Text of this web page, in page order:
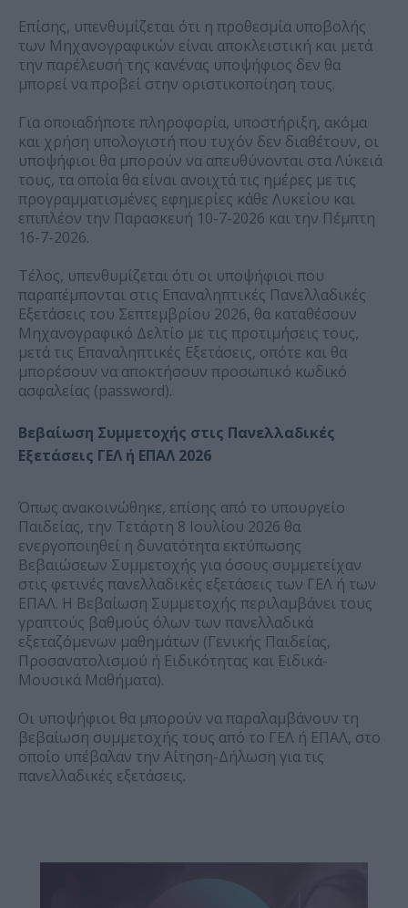
Επίσης, υπενθυμίζεται ότι η προθεσμία υποβολής
των Μηχανογραφικών είναι αποκλειστική και μετά
την παρέλευσή της κανένας υποψήφιος δεν θα
μπορεί να προβεί στην οριστικοποίηση τους.
Για οποιαδήποτε πληροφορία, υποστήριξη, ακόμα
και χρήση υπολογιστή που τυχόν δεν διαθέτουν, οι
υποψήφιοι θα μπορούν να απευθύνονται στα Λύκειά
τους, τα οποία θα είναι ανοιχτά τις ημέρες με τις
προγραμματισμένες εφημερίες κάθε Λυκείου και
επιπλέον την Παρασκευή 10-7-2026 και την Πέμπτη
16-7-2026.
Τέλος, υπενθυμίζεται ότι οι υποψήφιοι που
παραπέμπονται στις Επαναληπτικές Πανελλαδικές
Εξετάσεις του Σεπτεμβρίου 2026, θα καταθέσουν
Μηχανογραφικό Δελτίο με τις προτιμήσεις τους,
μετά τις Επαναληπτικές Εξετάσεις, οπότε και θα
μπορέσουν να αποκτήσουν προσωπικό κωδικό
ασφαλείας (password).
Βεβαίωση Συμμετοχής στις Πανελλαδικές
Εξετάσεις ΓΕΛ ή ΕΠΑΛ 2026
Όπως ανακοινώθηκε, επίσης από το υπουργείο
Παιδείας, την Τετάρτη 8 Ιουλίου 2026 θα
ενεργοποιηθεί η δυνατότητα εκτύπωσης
Βεβαιώσεων Συμμετοχής για όσους συμμετείχαν
στις φετινές πανελλαδικές εξετάσεις των ΓΕΛ ή των
ΕΠΑΛ. Η Βεβαίωση Συμμετοχής περιλαμβάνει τους
γραπτούς βαθμούς όλων των πανελλαδικά
εξεταζόμενων μαθημάτων (Γενικής Παιδείας,
Προσανατολισμού ή Ειδικότητας και Ειδικά-
Μουσικά Μαθήματα).
Οι υποψήφιοι θα μπορούν να παραλαμβάνουν τη
βεβαίωση συμμετοχής τους από το ΓΕΛ ή ΕΠΑΛ, στο
οποίο υπέβαλαν την Αίτηση-Δήλωση για τις
πανελλαδικές εξετάσεις.